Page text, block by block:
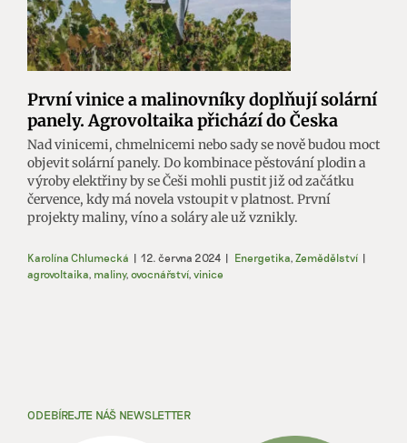
První vinice a malinovníky doplňují solární
panely. Agrovoltaika přichází do Česka
Nad vinicemi, chmelnicemi nebo sady se nově budou moct
objevit solární panely. Do kombinace pěstování plodin a
výroby elektřiny by se Češi mohli pustit již od začátku
července, kdy má novela vstoupit v platnost. První
projekty maliny, víno a soláry ale už vznikly.
Karolína Chlumecká | 12. června 2024 | Energetika, Zemědělství |
agrovoltaika, maliny, ovocnářství, vinice
ODEBÍREJTE NÁŠ NEWSLETTER